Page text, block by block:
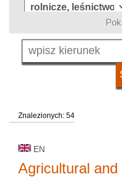
język
status uczelni
Znalezionych: 54
EN
Agricultural